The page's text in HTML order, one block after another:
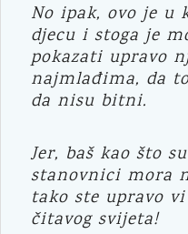
No ipak, ovo je u
djecu i stoga je
pokazati upravo
najmlađima, da
da nisu bitni.
Jer, baš kao što
stanovnici mora
tako ste upravo
čitavog svijeta!